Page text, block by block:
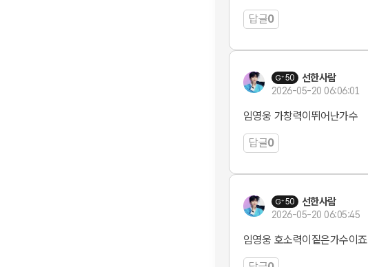
답글0
50 선한사람
2026-05-20 06:06:01
임영웅 가창력이뛰어난가수
답글0
50 선한사람
2026-05-20 06:05:45
임영웅 호소력이짙은가수이죠